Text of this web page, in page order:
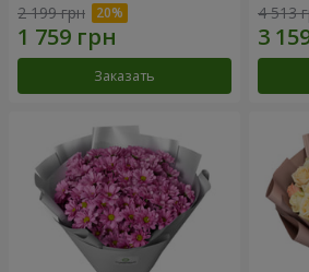
2 199 грн
Заказать
4 513